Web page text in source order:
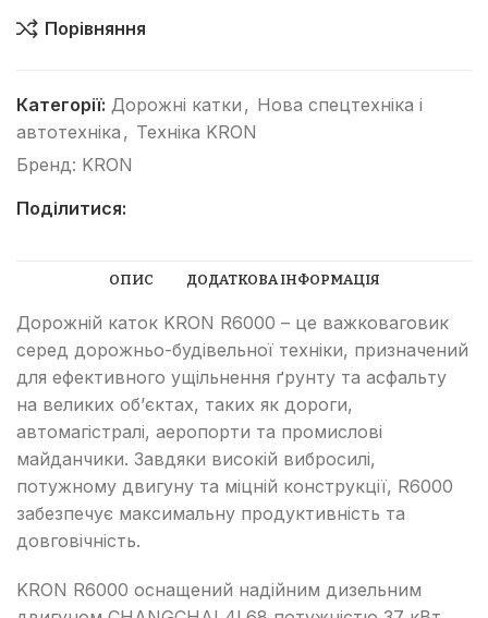
Порівняння
Категорії: Дорожні катки , Нова спецтехніка і
автотехніка , Техніка KRON
Бренд: KRON
Поділитися:
ОПИС ДОДАТКОВА ІНФОРМАЦІЯ
Дорожній каток KRON R6000 – це важковаговик
серед дорожньо-будівельної техніки, призначений
для ефективного ущільнення ґрунту та асфальту
на великих об’єктах, таких як дороги,
автомагістралі, аеропорти та промислові
майданчики. Завдяки високій вибросилі,
потужному двигуну та міцній конструкції, R6000
забезпечує максимальну продуктивність та
довговічність.
KRON R6000 оснащений надійним дизельним